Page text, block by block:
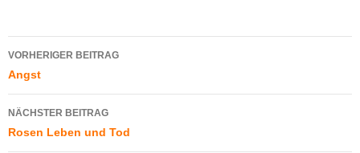
Beitragsnavigation
VORHERIGER BEITRAG
Angst
NÄCHSTER BEITRAG
Rosen Leben und Tod